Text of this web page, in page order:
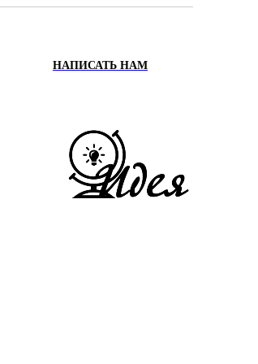
НАПИСАТЬ НАМ